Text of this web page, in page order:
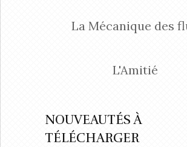
La Mécanique des
L'Amitié
NOUVEAUTÉS À
TÉLÉCHARGER